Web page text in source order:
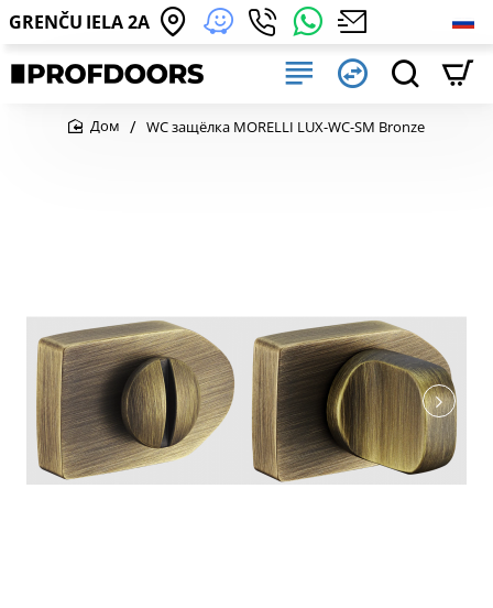
GRENČU IELA 2A
WC защёлка MORELLI LUX-WC-SM Bronze